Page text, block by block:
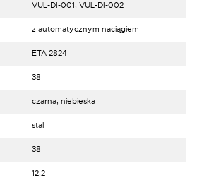
VUL-DI-001, VUL-DI-002
z automatycznym naciągiem
ETA 2824
38
czarna, niebieska
stal
38
12,2